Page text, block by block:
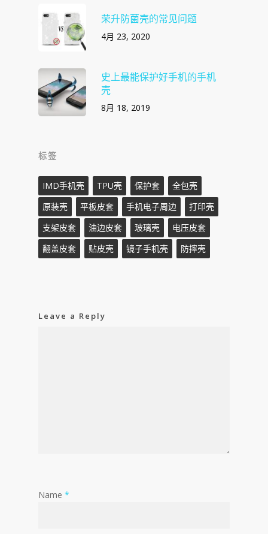
荣升防菌壳的常见问题
4月 23, 2020
史上最能保护好手机的手机
壳
8月 18, 2019
标签
IMD手机壳 TPU壳 保护套
全包壳
原装壳
平板皮套 手机电子周边
打印壳
支架皮套
油边皮套 玻璃壳
电压皮套
翻盖皮套
贴皮壳 镜子手机壳 防摔壳
Leave a Reply
Name *